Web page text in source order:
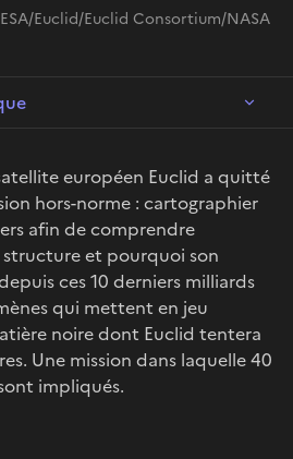
Euclid/Euclid Consortium/NASA
européen Euclid a quitté
hors-norme : cartographier
afin de comprendre
structure et pourquoi son
ces 10 derniers milliards
qui mettent en jeu
noire dont Euclid tentera
Une mission dans laquelle 40
impliqués.